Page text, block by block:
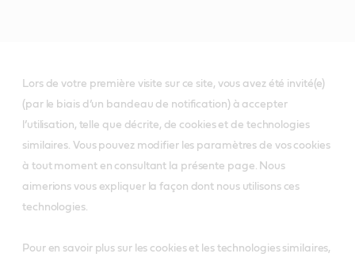
Lors de votre première visite sur ce site, vous avez été invité(e)
(par le biais d’un bandeau de notification) à accepter
l’utilisation, telle que décrite, de cookies et de technologies
similaires. Vous pouvez modifier les paramètres de vos cookies
à tout moment en consultant la présente page. Nous
aimerions vous expliquer la façon dont nous utilisons ces
technologies.
Pour en savoir plus sur les cookies et les technologies similaires,